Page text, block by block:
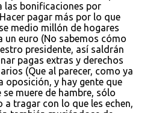
las bonificaciones por
pagar más por lo que
medio millón de hogares
un euro (No sabemos cómo
presidente, así saldrán
pagas extras y derechos
(Que al parecer, como ya
oposición, y hay gente que
muere de hambre, sólo
a tragar con lo que les echen,